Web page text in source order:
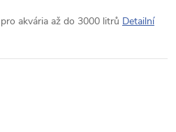
pro akvária až do 3000 litrů Detailní